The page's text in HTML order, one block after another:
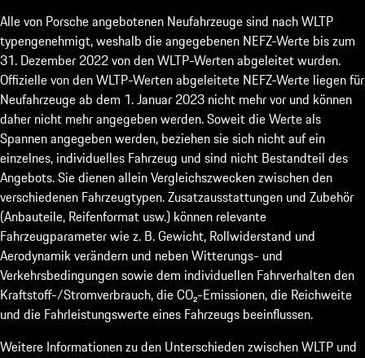
Alle von Porsche angebotenen Neufahrzeuge sind nach WLTP
typengenehmigt, weshalb die angegebenen NEFZ-Werte bis zum
31. Dezember 2022 von den WLTP-Werten abgeleitet wurden.
Offizielle von den WLTP-Werten abgeleitete NEFZ-Werte liegen für
Neufahrzeuge ab dem 1. Januar 2023 nicht mehr vor und können
daher nicht mehr angegeben werden. Soweit die Werte als
Spannen angegeben werden, beziehen sie sich nicht auf ein
einzelnes, individuelles Fahrzeug und sind nicht Bestandteil des
Angebots. Sie dienen allein Vergleichszwecken zwischen den
verschiedenen Fahrzeugtypen. Zusatzausstattungen und Zubehör
(Anbauteile, Reifenformat usw.) können relevante
Fahrzeugparameter wie z. B. Gewicht, Rollwiderstand und
Aerodynamik verändern und neben Witterungs- und
Verkehrsbedingungen sowie dem individuellen Fahrverhalten den
Kraftstoff-/Stromverbrauch, die CO₂-Emissionen, die Reichweite
und die Fahrleistungswerte eines Fahrzeugs beeinflussen.
Weitere Informationen zu den Unterschieden zwischen WLTP und